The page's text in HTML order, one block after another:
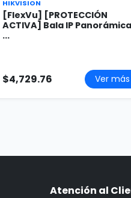
HIKVISION
[FlexVu] [PROTECCIÓN
ACTIVA] Bala IP Panorámica
...
$4,729.76 Ver más
Atención al